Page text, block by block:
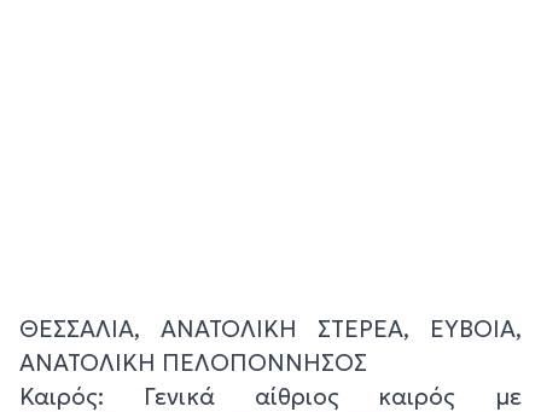
ΘΕΣΣΑΛΙΑ, ΑΝΑΤΟΛΙΚΗ ΣΤΕΡΕΑ, ΕΥΒΟΙΑ,
ΑΝΑΤΟΛΙΚΗ ΠΕΛΟΠΟΝΝΗΣΟΣ
Καιρός: Γενικά αίθριος καιρός με